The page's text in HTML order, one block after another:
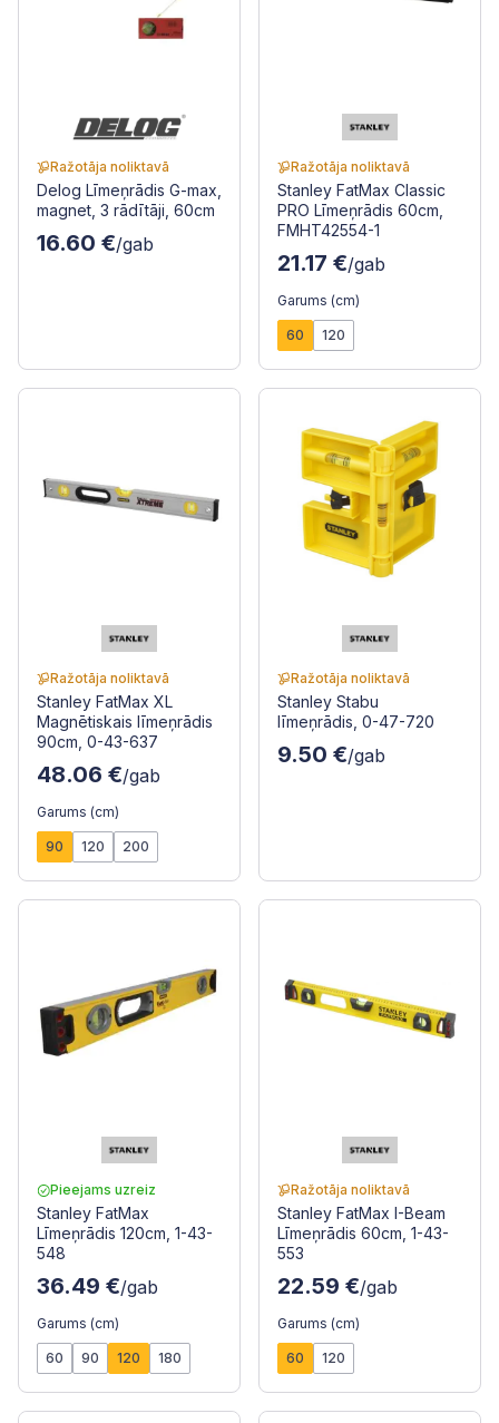
Ražotāja noliktavā
Delog Līmeņrādis G-max,
magnet, 3 rādītāji, 60cm
16.60 €/gab
Ražotāja noliktavā
Stanley FatMax Classic
PRO Līmeņrādis 60cm,
FMHT42554-1
21.17 €/gab
Garums (cm)
60 120
Ražotāja noliktavā
Stanley FatMax XL
Magnētiskais līmeņrādis
90cm, 0-43-637
48.06 €/gab
Garums (cm)
90 120 200
Ražotāja noliktavā
Stanley Stabu
līmeņrādis, 0-47-720
9.50 €/gab
Pieejams uzreiz
Stanley FatMax
Līmeņrādis 120cm, 1-43-
548
36.49 €/gab
Garums (cm)
60 90 120 180
Ražotāja noliktavā
Stanley FatMax I-Beam
Līmeņrādis 60cm, 1-43-
553
22.59 €/gab
Garums (cm)
60 120